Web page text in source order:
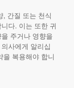
, 간질 또는 천식
다. 이는 또한 귀
주거나 영향을
사에게 알리십
복용해야 합니